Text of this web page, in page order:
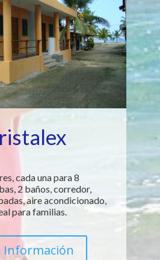
cada una para 8
2 baños, corredor,
aire acondicionado,
para familias.
Información